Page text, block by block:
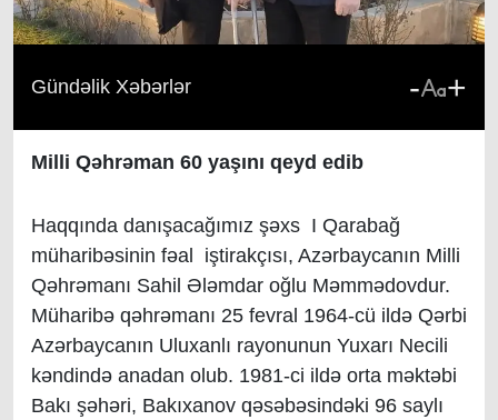
Gündəlik Xəbərlər - +
Milli Qəhrəman 60 yaşını qeyd edib
Haqqında danışacağımız şəxs I Qarabağ
müharibəsinin fəal iştirakçısı, Azərbaycanın Milli
Qəhrəmanı Sahil Ələmdar oğlu Məmmədovdur.
Müharibə qəhrəmanı 25 fevral 1964-cü ildə Qərbi
Azərbaycanın Uluxanlı rayonunun Yuxarı Necili
kəndində anadan olub. 1981-ci ildə orta məktəbi
Bakı şəhəri, Bakıxanov qəsəbəsindəki 96 saylı